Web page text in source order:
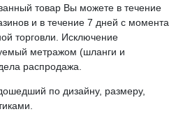
товар Вы можете в течение
и в течение 7 дней с момента
торговли. Исключение
метражом (шланги и
распродажа.
по дизайну, размеру,